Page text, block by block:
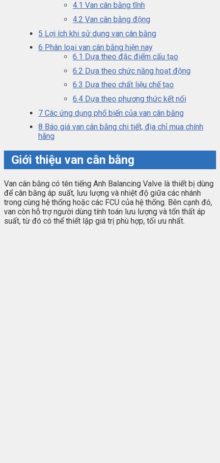
4.1 Van cân bằng tĩnh
4.2 Van cân bằng động
5 Lợi ích khi sử dụng van cân bằng
6 Phân loại van cân bằng hiện nay
6.1 Dựa theo đặc điểm cấu tạo
6.2 Dựa theo chức năng hoạt động
6.3 Dựa theo chất liệu chế tạo
6.4 Dựa theo phương thức kết nối
7 Các ứng dụng phổ biến của van cân bằng
8 Báo giá van cân bằng chi tiết, địa chỉ mua chính
hãng
Giới thiệu van cân bằng
Van cân bằng có tên tiếng Anh Balancing Valve là thiết bị dùng
để cân bằng áp suất, lưu lượng và nhiệt độ giữa các nhánh
trong cùng hệ thống hoặc các FCU của hệ thống. Bên cạnh đó,
van còn hỗ trợ người dùng tính toán lưu lượng và tổn thất áp
suất, từ đó có thể thiết lập giá trị phù hợp, tối ưu nhất.